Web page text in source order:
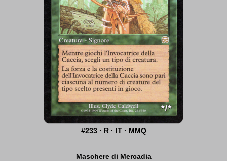
#233 · R · IT · MMQ
Maschere di Mercadia